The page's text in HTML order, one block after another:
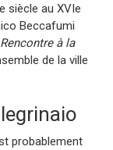
siècle au XVIe
Beccafumi
Rencontre à la
de la ville
probablement